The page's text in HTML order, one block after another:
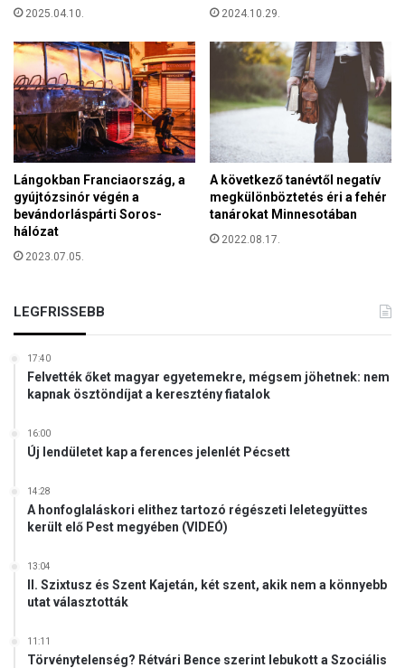
j
r
v
á
n
n
y
a
l
b
ü
n
t
i
a
e
g
t
a
k
a
r
í
t
s
t
e
m
a
a
o
k
2025.04.10. 2024.10.29.
Lángokban Franciaország, a
gyújtózsinór végén a
bevándorláspárti Soros-
hálózat
2023.07.05.
A következő tanévtől negatív
megkülönböztetés éri a fehér
tanárokat Minnesotában
2022.08.17.
LEGFRISSEBB
17:40
Felvették őket magyar egyetemekre, mégsem jöhetnek: nem
kapnak ösztöndíjat a keresztény fiatalok
16:00
Új lendületet kap a ferences jelenlét Pécsett
14:28
A honfoglaláskori elithez tartozó régészeti leletegyüttes
került elő Pest megyében (VIDEÓ)
13:04
II. Szixtusz és Szent Kajetán, két szent, akik nem a könnyebb
utat választották
11:11
Törvénytelenség? Rétvári Bence szerint lebukott a Szociális